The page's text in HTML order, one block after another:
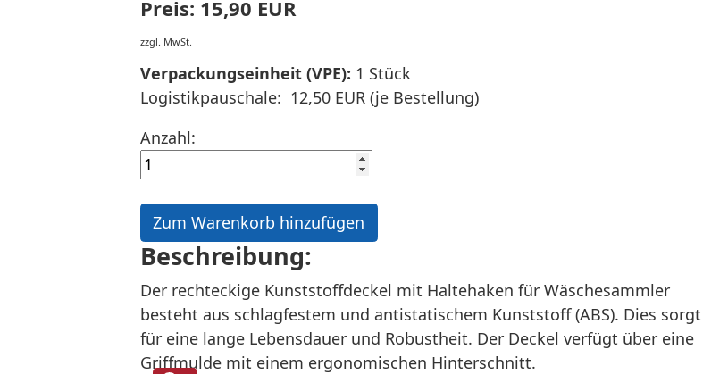
Preis: 15,90 EUR
zzgl. MwSt.
Verpackungseinheit (VPE): 1 Stück
Logistikpauschale: 12,50 EUR (je Bestellung)
Anzahl:
Beschreibung:
Der rechteckige Kunststoffdeckel mit Haltehaken für Wäschesammler
besteht aus schlagfestem und antistatischem Kunststoff (ABS). Dies sorgt
für eine lange Lebensdauer und Robustheit. Der Deckel verfügt über eine
Griffmulde mit einem ergonomischen Hinterschnitt.